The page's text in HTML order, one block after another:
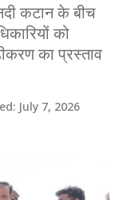
कटान के बीच
को
का प्रस्ताव
July 7, 2026